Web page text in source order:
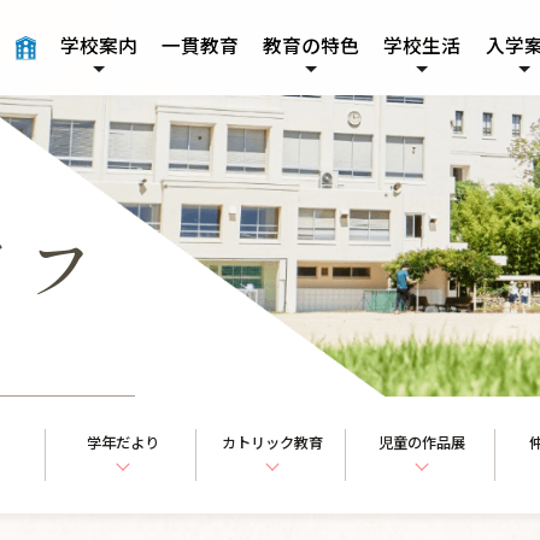
学校案内
本校について 施設紹介
一貫教育 教育の特色
グローバル教育 授業の特色
学校生活
年間行事
入学
募集要項
学年だより カトリック教育 児童の作品展